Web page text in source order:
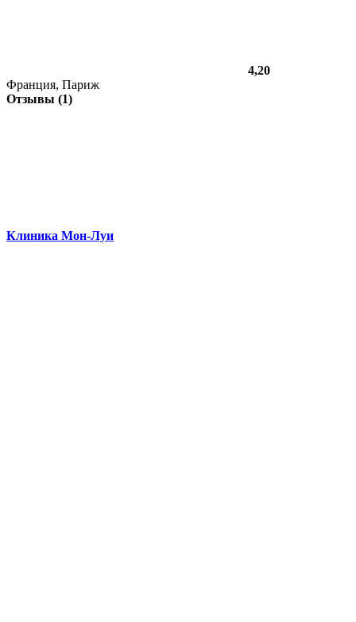
4,20
Франция, Париж
Отзывы (1)
Клиника Мон-Луи